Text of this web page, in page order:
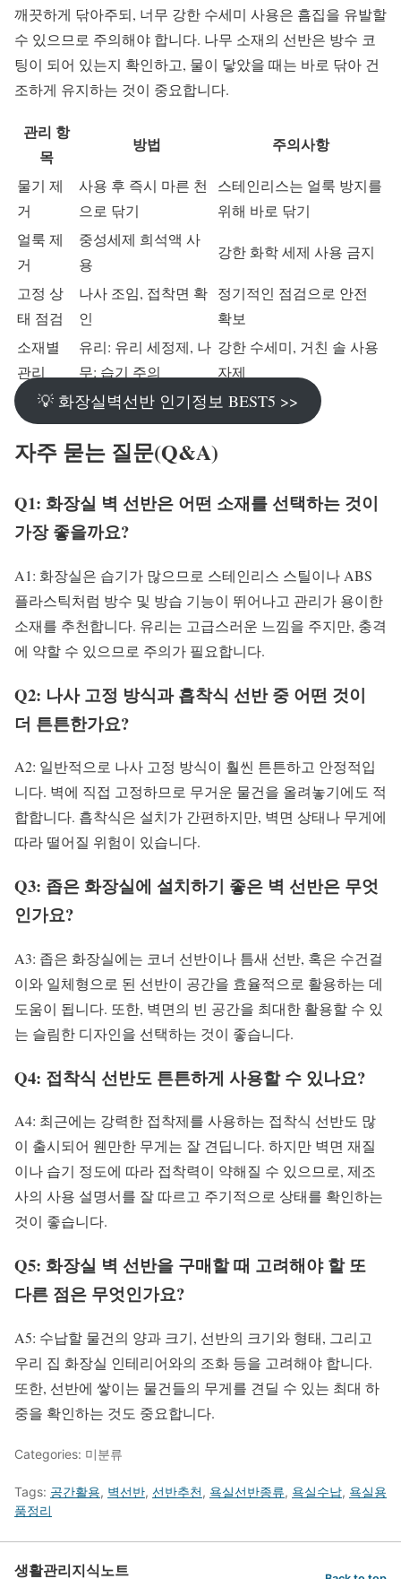
깨끗하게 닦아주되, 너무 강한 수세미 사용은 흠집을 유발할
수 있으므로 주의해야 합니다. 나무 소재의 선반은 방수 코
팅이 되어 있는지 확인하고, 물이 닿았을 때는 바로 닦아 건
조하게 유지하는 것이 중요합니다.
관리 항
목
방법 주의사항
물기 제
거
사용 후 즉시 마른 천
으로 닦기
스테인리스는 얼룩 방지를
위해 바로 닦기
얼룩 제
거
중성세제 희석액 사
용
강한 화학 세제 사용 금지
고정 상
태 점검
나사 조임, 접착면 확
인
정기적인 점검으로 안전
확보
소재별
관리
유리: 유리 세정제, 나
무: 습기 주의
강한 수세미, 거친 솔 사용
자제
💡 화장실벽선반 인기정보 BEST5 >>
자주 묻는 질문(Q&A)
Q1: 화장실 벽 선반은 어떤 소재를 선택하는 것이
가장 좋을까요?
A1: 화장실은 습기가 많으므로 스테인리스 스틸이나 ABS
플라스틱처럼 방수 및 방습 기능이 뛰어나고 관리가 용이한
소재를 추천합니다. 유리는 고급스러운 느낌을 주지만, 충격
에 약할 수 있으므로 주의가 필요합니다.
Q2: 나사 고정 방식과 흡착식 선반 중 어떤 것이
더 튼튼한가요?
A2: 일반적으로 나사 고정 방식이 훨씬 튼튼하고 안정적입
니다. 벽에 직접 고정하므로 무거운 물건을 올려놓기에도 적
합합니다. 흡착식은 설치가 간편하지만, 벽면 상태나 무게에
따라 떨어질 위험이 있습니다.
Q3: 좁은 화장실에 설치하기 좋은 벽 선반은 무엇
인가요?
A3: 좁은 화장실에는 코너 선반이나 틈새 선반, 혹은 수건걸
이와 일체형으로 된 선반이 공간을 효율적으로 활용하는 데
도움이 됩니다. 또한, 벽면의 빈 공간을 최대한 활용할 수 있
는 슬림한 디자인을 선택하는 것이 좋습니다.
Q4: 접착식 선반도 튼튼하게 사용할 수 있나요?
A4: 최근에는 강력한 접착제를 사용하는 접착식 선반도 많
이 출시되어 웬만한 무게는 잘 견딥니다. 하지만 벽면 재질
이나 습기 정도에 따라 접착력이 약해질 수 있으므로, 제조
사의 사용 설명서를 잘 따르고 주기적으로 상태를 확인하는
것이 좋습니다.
Q5: 화장실 벽 선반을 구매할 때 고려해야 할 또
다른 점은 무엇인가요?
A5: 수납할 물건의 양과 크기, 선반의 크기와 형태, 그리고
우리 집 화장실 인테리어와의 조화 등을 고려해야 합니다.
또한, 선반에 쌓이는 물건들의 무게를 견딜 수 있는 최대 하
중을 확인하는 것도 중요합니다.
Categories: 미분류
Tags: 공간활용, 벽선반, 선반추천, 욕실선반종류, 욕실수납, 욕실용
품정리
생활관리지식노트